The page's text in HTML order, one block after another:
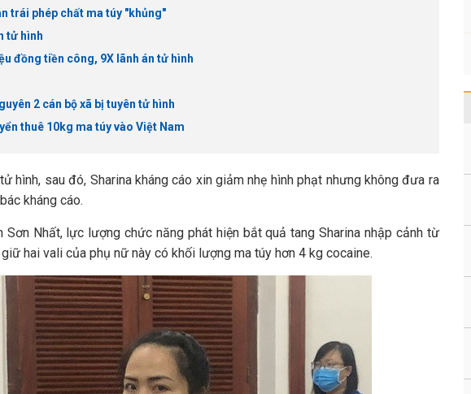
trái phép chất ma túy "khủng"
tử hình
đồng tiền công, 9X lãnh án tử hình
2 cán bộ xã bị tuyên tử hình
thuê 10kg ma túy vào Việt Nam
hình, sau đó, Sharina kháng cáo xin giảm nhẹ hình phạt nhưng không đưa ra
kháng cáo.
Nhất, lực lượng chức năng phát hiện bắt quả tang Sharina nhập cảnh từ
hai vali của phụ nữ này có khối lượng ma túy hơn 4 kg cocaine.